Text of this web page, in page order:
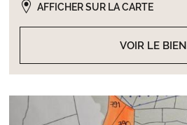
VOIR LE BIEN
AFFICHER SUR LA CARTE